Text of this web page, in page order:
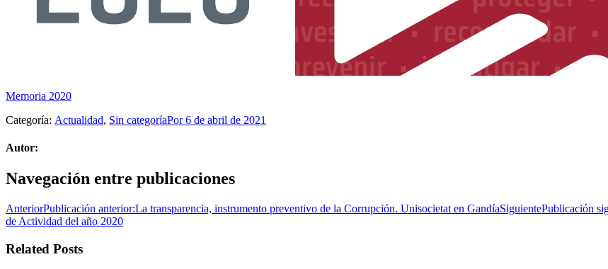
Memoria 2020
Categoría: Actualidad, Sin categoríaPor6 de abril de 2021
Autor:
Navegación entre publicaciones
AnteriorPublicación anterior:La transparencia, instrumento preventivo de la Corrupción. Unisocietat en GandíaSiguientePublicación
de Actividad del año 2020
Related Posts